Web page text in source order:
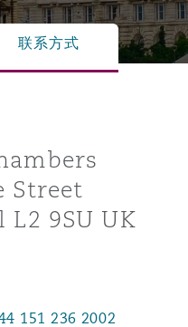
Response & Crisis
Procurement
养老金和移民n
产权
外包与数据
& Public Liability
Procurement
& White-Collar Crime
Services
Security, Health &
联系方式
Street
L2 9SU UK
151 236 2002